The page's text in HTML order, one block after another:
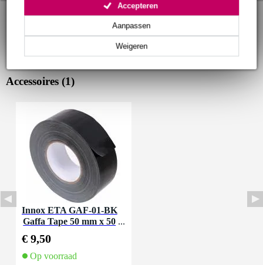
Weigeren
Aanpassen
Accepteren
Accessoires (1)
Innox ETA GAF-01-BK
Gaffa Tape 50 mm x 50
€ 9,50
Op voorraad